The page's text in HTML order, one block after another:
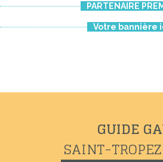
Previous PARTENAIRE
Votre bannière
GUIDE
SAINT-